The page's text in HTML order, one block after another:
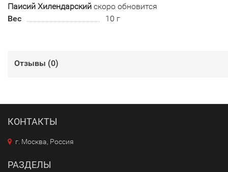
Паисий Хилендарский скоро обновится
Вес
10 г
Отзывы (0)
КОНТАКТЫ
г. Москва, Россия
РАЗДЕЛЫ